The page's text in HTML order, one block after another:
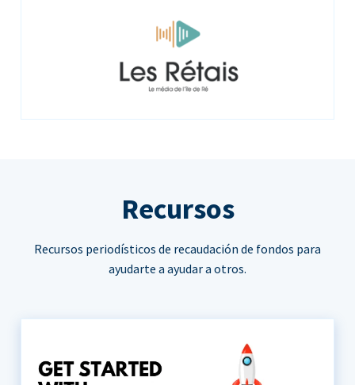
Recursos
Recursos periodísticos de recaudación de fondos para
ayudarte a ayudar a otros.